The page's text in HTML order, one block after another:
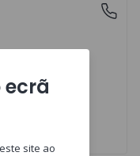
site ao